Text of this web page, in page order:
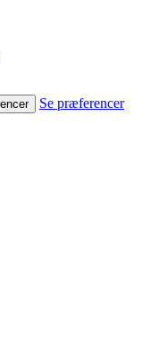
Se præferencer